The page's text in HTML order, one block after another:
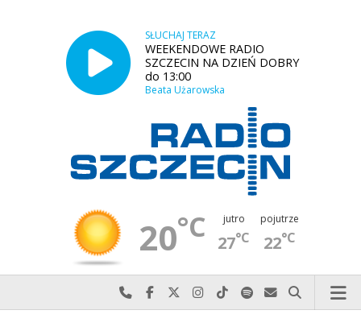
SŁUCHAJ TERAZ
WEEKENDOWE RADIO
SZCZECIN NA DZIEŃ DOBRY
do 13:00
Beata Użarowska
20°C jutro
27°C
pojutrze
22°C
Najlepiej po prostu do nas zadzwoń
Odwiedź nas na Facebook-u
Odwiedź nas na X
Odwiedź nas na Instagram-ie
Odwiedź nas na TikTok-u
Szukaj nas na Spotify
Wyślij do nas
Szukaj